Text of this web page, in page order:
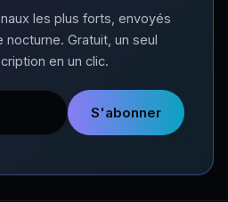
les plus forts, envoyés
Gratuit, un seul
en un clic.
S'abonner